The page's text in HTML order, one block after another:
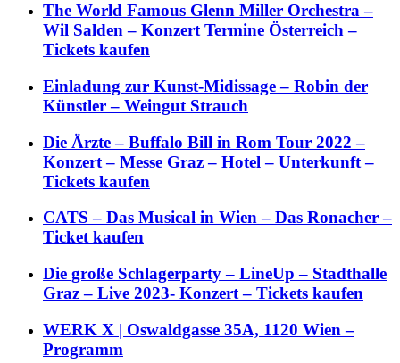
The World Famous Glenn Miller Orchestra –
Wil Salden – Konzert Termine Österreich –
Tickets kaufen
Einladung zur Kunst-Midissage – Robin der
Künstler – Weingut Strauch
Die Ärzte – Buffalo Bill in Rom Tour 2022 –
Konzert – Messe Graz – Hotel – Unterkunft –
Tickets kaufen
CATS – Das Musical in Wien – Das Ronacher –
Ticket kaufen
Die große Schlagerparty – LineUp – Stadthalle
Graz – Live 2023- Konzert – Tickets kaufen
WERK X | Oswaldgasse 35A, 1120 Wien –
Programm